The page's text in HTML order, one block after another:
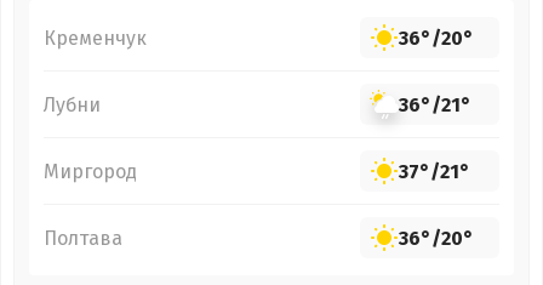
Кременчук 36°/20°
Лубни 36°/21°
Миргород 37°/21°
Полтава 36°/20°